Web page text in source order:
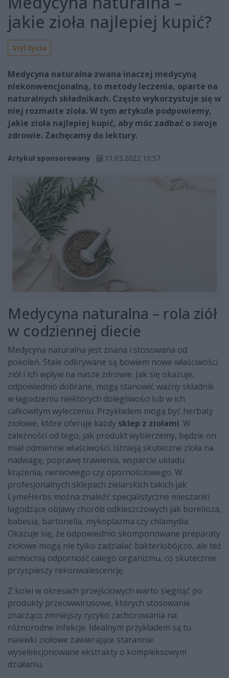
jakie zioła najlepiej kupić?
Styl życia
Medycyna naturalna zwana inaczej medycyną
niekonwencjonalną, to metody leczenia, oparte na
naturalnych składnikach. Często wykorzystuje się w
niej rozmaite zioła. W tym artykule podpowiemy,
jakie zioła najlepiej kupić, aby móc zadbać o swoje
zdrowie. Zachęcamy do lektury.
Artykuł sponsorowany 11.03.2022 10:57
Medycyna naturalna – rola ziół
w codziennej diecie
Medycyna naturalna jest znana i stosowana od
pokoleń. Stale odkrywane są bowiem nowe właściwości
ziół i ich wpływ na nasze zdrowie. Jak się okazuje,
odpowiednio dobrane, mogą stanowić ważny składnik
w łagodzeniu niektórych dolegliwości lub w ich
całkowitym wyleczeniu. Przykładem mogą być herbaty
ziołowe, które oferuje każdy sklep z ziołami. W
zależności od tego, jak produkt wybierzemy, będzie on
miał odmienne właściwości. Istnieją skuteczne zioła na
nadwagę, poprawę trawienia, wsparcie układu
krążenia, nerwowego czy opornościowego. W
profesjonalnych sklepach zielarskich takich jak
LymeHerbs można znaleźć specjalistyczne mieszanki
łagodzące objawy chorób odkleszczowych jak borelioza,
babesia, bartonella, mykoplazma czy chlamydia.
Okazuje się, że odpowiednio skomponowane preparaty
ziołowe mogą nie tylko zadziałać bakteriobójczo, ale też
wzmocnią odporność całego organizmu, co skutecznie
przyspieszy rekonwalescencję.
Z kolei w okresach przejściowych warto sięgnąć po
produkty przeciwwirusowe, których stosowanie
znacząco zmniejszy ryzyko zachorowania na
różnorodne infekcje. Idealnym przykładem są tu
nalewki ziołowe zawierające starannie
wyselekcjonowane ekstrakty o kompleksowym
działaniu.